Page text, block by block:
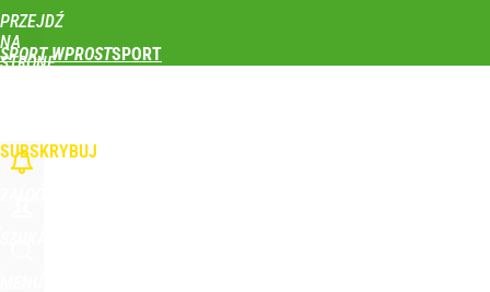
PRZEJDŹ
NA
STRONĘ
SPORT WPROST
SUBSKRYBUJ